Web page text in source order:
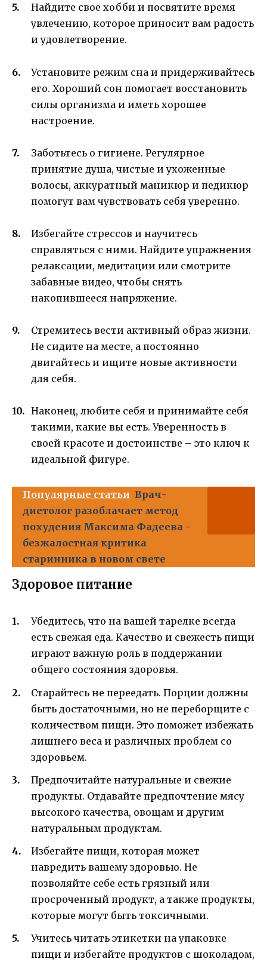
Найдите свое хобби и посвятите время
увлечению, которое приносит вам радость
и удовлетворение.
Установите режим сна и придерживайтесь
его. Хороший сон помогает восстановить
силы организма и иметь хорошее
настроение.
Заботьтесь о гигиене. Регулярное
принятие душа, чистые и ухоженные
волосы, аккуратный маникюр и педикюр
помогут вам чувствовать себя уверенно.
Избегайте стрессов и научитесь
справляться с ними. Найдите упражнения
релаксации, медитации или смотрите
забавные видео, чтобы снять
накопившееся напряжение.
Стремитесь вести активный образ жизни.
Не сидите на месте, а постоянно
двигайтесь и ищите новые активности
для себя.
Наконец, любите себя и принимайте себя
такими, какие вы есть. Уверенность в
своей красоте и достоинстве – это ключ к
идеальной фигуре.
Популярные статьи Врач-
диетолог разоблачает метод
похудения Максима Фадеева -
безжалостная критика
старинника в новом свете
Здоровое питание
Убедитесь, что на вашей тарелке всегда
есть свежая еда. Качество и свежесть пищи
играют важную роль в поддержании
общего состояния здоровья.
Старайтесь не переедать. Порции должны
быть достаточными, но не переборщите с
количеством пищи. Это поможет избежать
лишнего веса и различных проблем со
здоровьем.
Предпочитайте натуральные и свежие
продукты. Отдавайте предпочтение мясу
высокого качества, овощам и другим
натуральным продуктам.
Избегайте пищи, которая может
навредить вашему здоровью. Не
позволяйте себе есть грязный или
просроченный продукт, а также продукты,
которые могут быть токсичными.
Учитесь читать этикетки на упаковке
пищи и избегайте продуктов с шоколадом,